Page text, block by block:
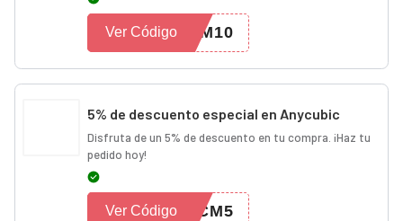
3M10
Ver Código
5% de descuento especial en Anycubic
Disfruta de un 5% de descuento en tu compra. ¡Haz tu
pedido hoy!
FCM5
Ver Código